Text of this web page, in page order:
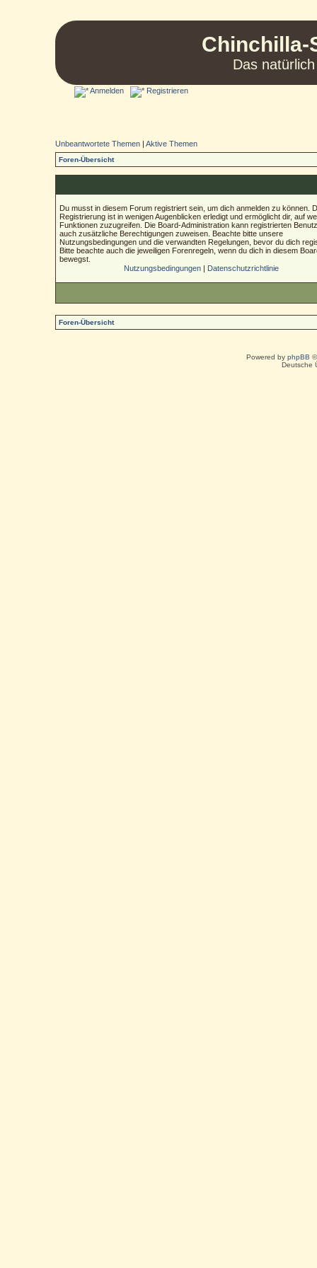
Chinchilla-
Das
Anmelden Registrieren
Unbeantwortete Themen |Aktive Themen
Foren-Übersicht
Du musst in diesem Forum registriert sein, um dich anmelden zu können.
Registrierung ist in wenigen Augenblicken erledigt und ermöglicht dir, auf
Funktionen zuzugreifen. Die Board-Administration kann registrierten
auch zusätzliche Berechtigungen zuweisen. Beachte bitte unsere
Nutzungsbedingungen und die verwandten Regelungen, bevor du dich
Bitte beachte auch die jeweiligen Forenregeln, wenn du dich in diesem
bewegst.
Nutzungsbedingungen| Datenschutzrichtlinie
Foren-Übersicht
Powered by phpBB
Deutsche